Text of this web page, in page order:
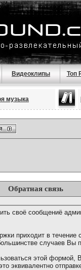
Видеоклипы Топ
музыка
Обратная связь
своё сообщениё
приходит в
случаев Вы
этой формой,
эквивалентно